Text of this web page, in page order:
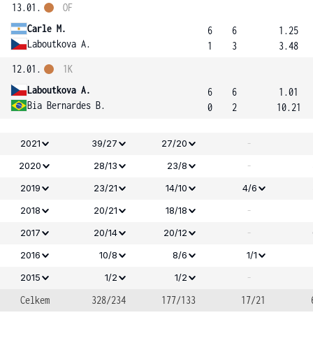
13.01.
Carle M.
Laboutkova A.
OF
6
1
6
3
1.25
3.48
12.01.
Laboutkova A.
Bia Bernardes B.
1K
6
0
6
2
1.01
10.21
2021 39/27 27/20 -
2020
28/13 23/8 -
2019
23/21 14/10 4/6
2018
20/21 18/18 -
2017
20/14 20/12 -
2016
10/8 8/6
1/1
2015
1/2 1/2
-
Celkem
328/234 177/133 17/21